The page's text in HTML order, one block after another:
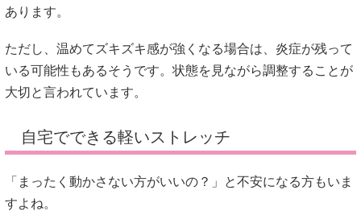
あります。
ただし、温めてズキズキ感が強くなる場合は、炎症が残って
いる可能性もあるそうです。状態を見ながら調整することが
大切と言われています。
自宅でできる軽いストレッチ
「まったく動かさない方がいいの？」と不安になる方もいま
すよね。